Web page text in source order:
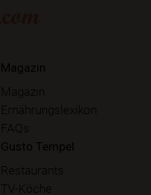
Magazin
Magazin
Ernährungslexikon
FAQs
Gusto Tempel
Restaurants
TV-Köche